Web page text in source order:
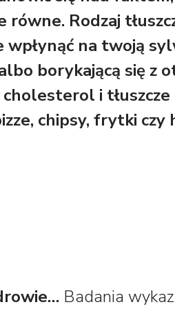
równe. Rodzaj
wpłynąć na twoją
borykającą się z
cholesterol i
chipsy, frytki czy
Badania